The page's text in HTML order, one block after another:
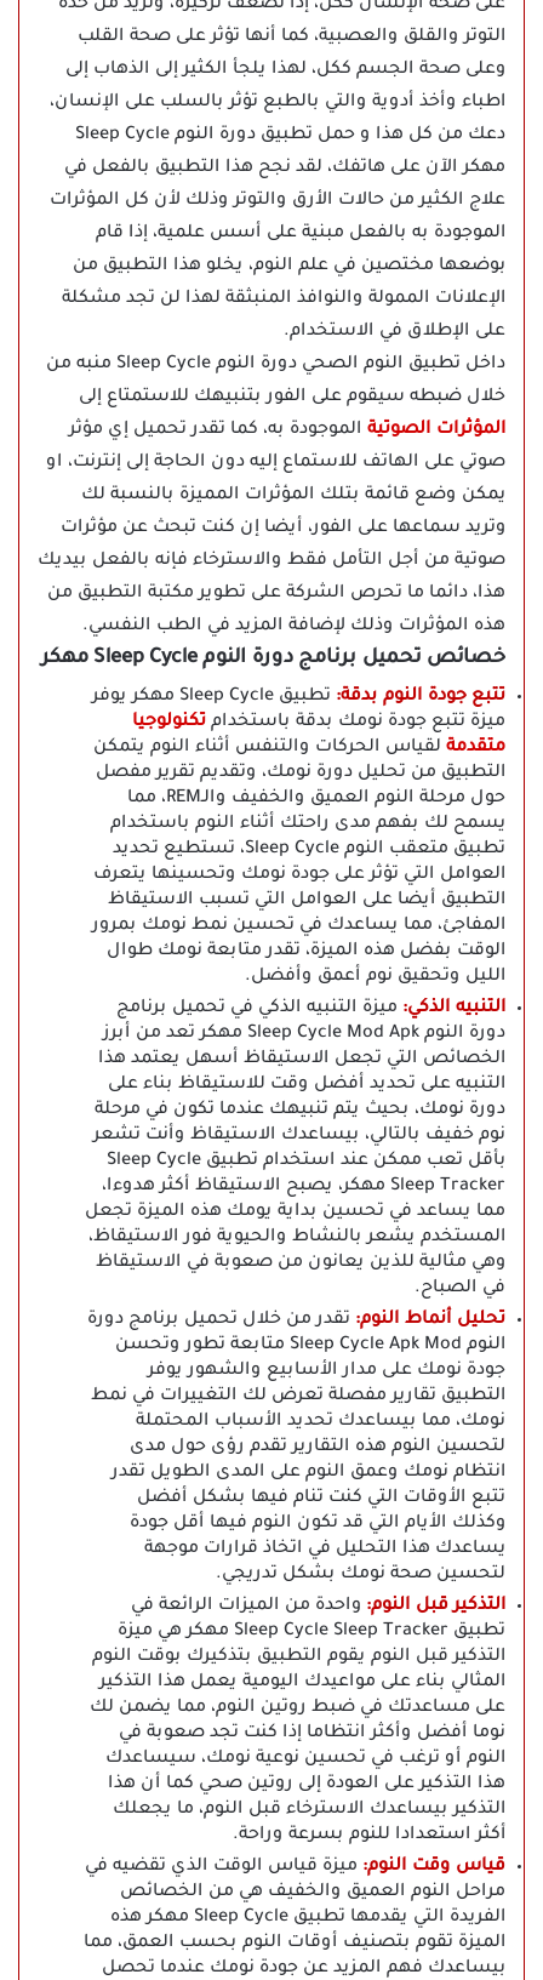
على صحة الإنسان ككل، إذا تضعف تركيزه، وتزيد من حدة
التوتر والقلق والعصبية، كما أنها تؤثر على صحة القلب
وعلى صحة الجسم ككل، لهذا يلجأ الكثير إلى الذهاب إلى
اطباء وأخذ أدوية والتي بالطبع تؤثر بالسلب على الإنسان،
دعك من كل هذا و حمل تطبيق دورة النوم Sleep Cycle
مهكر الآن على هاتفك، لقد نجح هذا التطبيق بالفعل في
علاج الكثير من حالات الأرق والتوتر وذلك لأن كل المؤثرات
الموجودة به بالفعل مبنية على أسس علمية، إذا قام
بوضعها مختصين في علم النوم، يخلو هذا التطبيق من
الإعلانات الممولة والنوافذ المنبثقة لهذا لن تجد مشكلة
على الإطلاق في الاستخدام.
داخل تطبيق النوم الصحي دورة النوم Sleep Cycle منبه من
خلال ضبطه سيقوم على الفور بتنبيهك للاستمتاع إلى
المؤثرات الصوتية الموجودة به، كما تقدر تحميل إي مؤثر
صوتي على الهاتف للاستماع إليه دون الحاجة إلى إنترنت، او
يمكن وضع قائمة بتلك المؤثرات المميزة بالنسبة لك
وتريد سماعها على الفور، أيضا إن كنت تبحث عن مؤثرات
صوتية من أجل التأمل فقط والاسترخاء فإنه بالفعل بيديك
هذا، دائما ما تحرص الشركة على تطوير مكتبة التطبيق من
هذه المؤثرات وذلك لإضافة المزيد في الطب النفسي.
خصائص تحميل برنامج دورة النوم Sleep Cycle مهكر
تتبع جودة النوم بدقة:
تطبيق Sleep Cycle مهكر يوفر
ميزة تتبع جودة نومك بدقة باستخدام تكنولوجيا
متقدمة لقياس الحركات والتنفس أثناء النوم يتمكن
التطبيق من تحليل دورة نومك، وتقديم تقرير مفصل
حول مرحلة النوم العميق والخفيف والـREM، مما
يسمح لك بفهم مدى راحتك أثناء النوم باستخدام
تطبيق متعقب النوم Sleep Cycle، تستطيع تحديد
العوامل التي تؤثر على جودة نومك وتحسينها يتعرف
التطبيق أيضا على العوامل التي تسبب الاستيقاظ
المفاجئ، مما يساعدك في تحسين نمط نومك بمرور
الوقت بفضل هذه الميزة، تقدر متابعة نومك طوال
الليل وتحقيق نوم أعمق وأفضل.
التنبيه الذكي: ميزة التنبيه الذكي في تحميل برنامج
دورة النوم Sleep Cycle Mod Apk مهكر تعد من أبرز
الخصائص التي تجعل الاستيقاظ أسهل يعتمد هذا
التنبيه على تحديد أفضل وقت للاستيقاظ بناء على
دورة نومك، بحيث يتم تنبيهك عندما تكون في مرحلة
نوم خفيف بالتالي، بيساعدك الاستيقاظ وأنت تشعر
بأقل تعب ممكن عند استخدام تطبيق Sleep Cycle
Sleep Tracker مهكر، يصبح الاستيقاظ أكثر هدوءا،
مما يساعد في تحسين بداية يومك هذه الميزة تجعل
المستخدم يشعر بالنشاط والحيوية فور الاستيقاظ،
وهي مثالية للذين يعانون من صعوبة في الاستيقاظ
في الصباح.
تحليل أنماط النوم: تقدر من خلال تحميل برنامج دورة
النوم Sleep Cycle Apk Mod متابعة تطور وتحسن
جودة نومك على مدار الأسابيع والشهور يوفر
التطبيق تقارير مفصلة تعرض لك التغييرات في نمط
نومك، مما بيساعدك تحديد الأسباب المحتملة
لتحسين النوم هذه التقارير تقدم رؤى حول مدى
انتظام نومك وعمق النوم على المدى الطويل تقدر
تتبع الأوقات التي كنت تنام فيها بشكل أفضل
وكذلك الأيام التي قد تكون النوم فيها أقل جودة
يساعدك هذا التحليل في اتخاذ قرارات موجهة
لتحسين صحة نومك بشكل تدريجي.
التذكير قبل النوم: واحدة من الميزات الرائعة في
تطبيق Sleep Cycle Sleep Tracker مهكر هي ميزة
التذكير قبل النوم يقوم التطبيق بتذكيرك بوقت النوم
المثالي بناء على مواعيدك اليومية يعمل هذا التذكير
على مساعدتك في ضبط روتين النوم، مما يضمن لك
نوما أفضل وأكثر انتظاما إذا كنت تجد صعوبة في
النوم أو ترغب في تحسين نوعية نومك، سيساعدك
هذا التذكير على العودة إلى روتين صحي كما أن هذا
التذكير بيساعدك الاسترخاء قبل النوم، ما يجعلك
أكثر استعدادا للنوم بسرعة وراحة.
قياس وقت النوم: ميزة قياس الوقت الذي تقضيه في
مراحل النوم العميق والخفيف هي من الخصائص
الفريدة التي يقدمها تطبيق Sleep Cycle مهكر هذه
الميزة تقوم بتصنيف أوقات النوم بحسب العمق، مما
بيساعدك فهم المزيد عن جودة نومك عندما تحصل